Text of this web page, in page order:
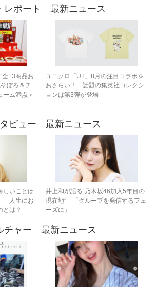
レポート 最新ニュース
全13商品お
ぼろ＆チ
ーム満点＜
ユニクロ「UT」8月の注目コラボを
おさらい！ 話題の集英社コレクシ
ョンは第3弾が登場
ビュー 最新ニュース
しいことは
人生にお
とは？
井上和が語る“乃木坂46加入5年目の
現在地” 「グループを発信するフェ
ーズに」
チャー 最新ニュース